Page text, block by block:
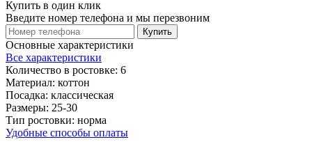
Купить в один клик
Введите номер телефона и мы перезвоним
Купить
Основные характеристики
Все характеристики
Количество в ростовке: 6
Материал: коттон
Посадка: классическая
Размеры: 25-30
Тип ростовки: норма
Удобные способы оплаты